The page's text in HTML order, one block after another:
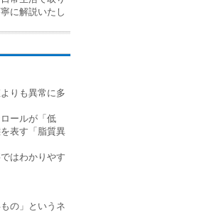
に解説いたし
りも異常に多
ールが「低
表す「脂質異
はわかりやす
の」というネ